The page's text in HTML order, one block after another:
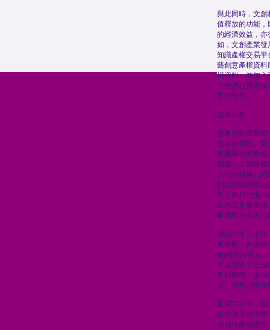
與此同時，文創
值釋放的功能，
的經濟效益，亦
如，文創產業發
知識產權交易
藝創意產權資
權資料，並加入
方便潛在買家
界別合作。
盛事活動
盛事活動帶動
面向的聯動。
育園舉行的香
迴賽，三場球
入預計超過1.8
例如有啟德附近
不少商戶也推出
出奇謀拓展商
事期間在多區推
總結今年上半
事活動，為香
值約為33億元
本港增添了正面
良好勢頭，本
月，今年上半
展望下半年，
貿發局美食博
美酒佳餚巡禮